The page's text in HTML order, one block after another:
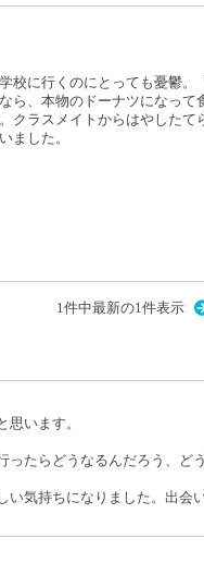
校に行くのにとっても憂鬱。
ら、本物のドーナツになって
クラスメイトからはやしたて
ました。
1件中最新の1件表示
思います。
たらどうなるんだろう、ど
気持ちになりました。出会